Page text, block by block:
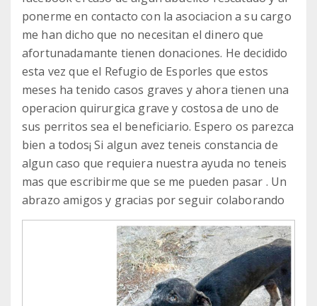
ponerme en contacto con la asociacion a su cargo
me han dicho que no necesitan el dinero que
afortunadamante tienen donaciones. He decidido
esta vez que el Refugio de Esporles que estos
meses ha tenido casos graves y ahora tienen una
operacion quirurgica grave y costosa de uno de
sus perritos sea el beneficiario. Espero os parezca
bien a todos¡ Si algun avez teneis constancia de
algun caso que requiera nuestra ayuda no teneis
mas que escribirme que se me pueden pasar . Un
abrazo amigos y gracias por seguir colaborando